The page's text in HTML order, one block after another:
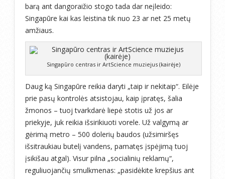
barą ant dangoraižio stogo tada dar neįleido:
Singapūre kai kas leistina tik nuo 23 ar net 25 metų
amžiaus.
Singapūro centras ir ArtScience muziejus (kairėje)
Daug ką Singapūre reikia daryti „taip ir nekitaip“. Eilėje
prie pasų kontrolės atsistojau, kaip įpratęs, šalia
žmonos – tuoj tvarkdarė liepė stotis už jos ar
priekyje, juk reikia išsirikiuoti vorele. Už valgymą ar
gėrimą metro – 500 dolerių baudos (užsimiršęs
išsitraukiau butelį vandens, pamatęs įspėjimą tuoj
įsikišau atgal). Visur pilna „socialinių reklamų“,
reguliuojančių smulkmenas: „pasidėkite krepšius ant